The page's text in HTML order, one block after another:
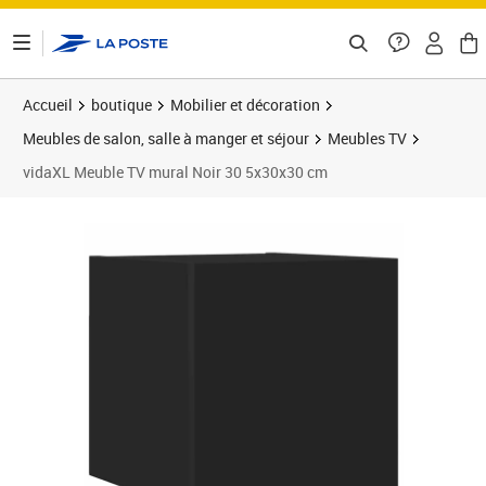
Accueil boutique
Mobilier et décoration
Meubles de salon, salle à manger et séjour
Meubles TV
vidaXL Meuble TV mural Noir 30 5x30x30 cm